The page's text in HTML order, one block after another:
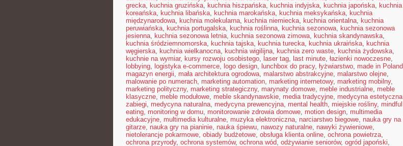
grecka, kuchnia gruzińska, kuchnia hiszpańska, kuchnia indyjska, kuchnia japońska, kuchnia
koreańska, kuchnia libańska, kuchnia marokańska, kuchnia meksykańska, kuchnia
międzynarodowa, kuchnia molekularna, kuchnia niemiecka, kuchnia orientalna, kuchnia
peruwiańska, kuchnia portugalska, kuchnia roślinna, kuchnia sezonowa, kuchnia sezonowa
jesienna, kuchnia sezonowa letnia, kuchnia sezonowa zimowa, kuchnia skandynawska,
kuchnia śródziemnomorska, kuchnia tajska, kuchnia turecka, kuchnia ukraińska, kuchnia
węgierska, kuchnia wielkanocna, kuchnia wigilijna, kuchnia zero waste, kuchnia żydowska,
kuchnie na wymiar, kursy rozwoju osobistego, laser tag, last minute, łazienki nowoczesne,
lobbying, logistyka e-commerce, logo design, lunchbox do pracy, łyżwiarstwo, made in Poland
magazyn energii, mała architektura ogrodowa, malarstwo abstrakcyjne, malarstwo olejne,
malowanie po numerach, marketing automation, marketing internetowy, marketing mobilny,
marketing polityczny, marketing strategiczny, marynaty domowe, meble industrialne, meble
klasyczne, meble modułowe, meble skandynawskie, media tradycyjne, medycyna estetyczna
zabiegi, medycyna naturalna, medycyna prewencyjna, mental health, miejskie rośliny, mindful
eating, monitoring w domu, monitorowanie zdrowia domowe, motion design, multimedia
edukacyjne, multimedia kulturalne, muzyka elektroniczna, narciarstwo biegowe, nauka gry na
gitarze, nauka gry na pianinie, nauka śpiewu, nawozy naturalne, nawyki żywieniowe,
nietolerancje pokarmowe, obiady budżetowe, obsługa klienta online, ochrona powietrza,
ochrona przyrody, ochrona systemów, ochrona wód, odżywianie seniorów, ogród japoński,